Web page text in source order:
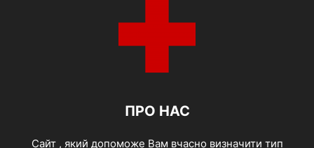
ПРО НАС
Cайт , який допоможе Вам вчасно визначити тип